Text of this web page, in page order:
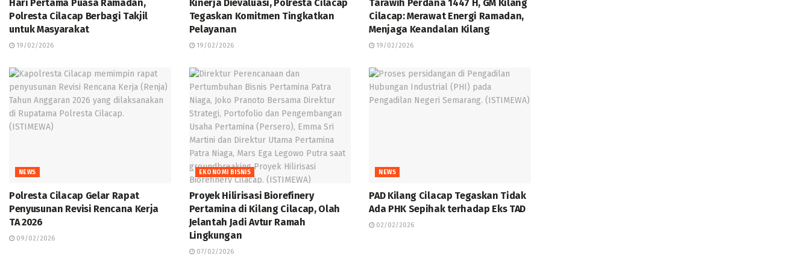
Hari Pertama Puasa Ramadan,
Polresta Cilacap Berbagi Takjil
untuk Masyarakat
19/02/2026
Kinerja Dievaluasi, Polresta Cilacap
Tegaskan Komitmen Tingkatkan
Pelayanan
19/02/2026
Tarawih Perdana 1447 H, GM Kilang
Cilacap: Merawat Energi Ramadan,
Menjaga Keandalan Kilang
19/02/2026
NEWS
Polresta Cilacap Gelar Rapat
Penyusunan Revisi Rencana Kerja
TA 2026
09/02/2026
EKONOMI BISNIS
Proyek Hilirisasi Biorefinery
Pertamina di Kilang Cilacap, Olah
Jelantah Jadi Avtur Ramah
Lingkungan
07/02/2026
NEWS
PAD Kilang Cilacap Tegaskan Tidak
Ada PHK Sepihak terhadap Eks TAD
02/02/2026